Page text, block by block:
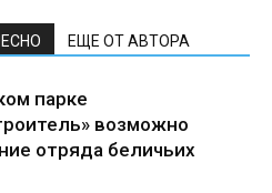
ЕЩЕ ОТ АВТОРА
парке
возможно
отряда беличьих